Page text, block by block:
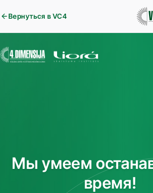
Вернуться в VC4
Мы умеем
время!